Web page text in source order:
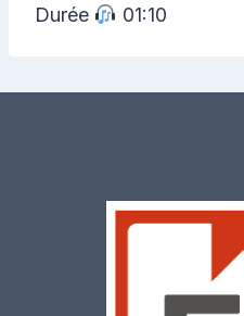
Durée
01:10